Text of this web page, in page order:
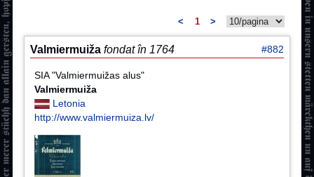
< 1 >
Valmiermuiža fondat în 1764 #882
SIA "Valmiermuižas alus"
Valmiermuiža
Letonia
http://www.valmiermuiza.lv/